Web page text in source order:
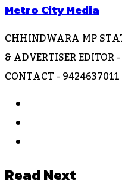
Metro City Media
CHHINDWARA MP
& ADVERTISER
CONTACT -
Read Next